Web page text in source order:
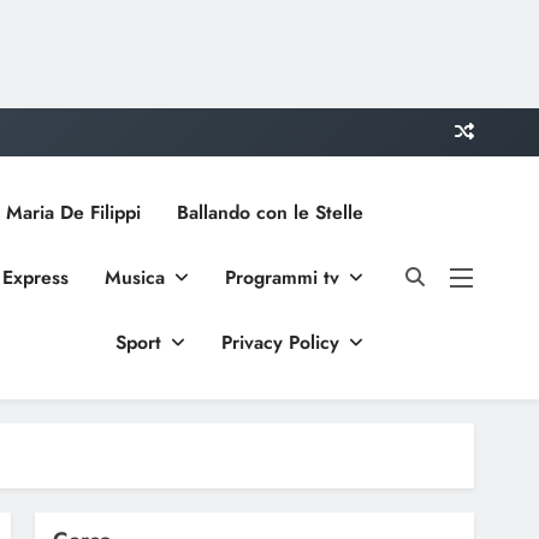
De Filippi Ballando con le Stelle
Musica Programmi tv
Sport Privacy Policy